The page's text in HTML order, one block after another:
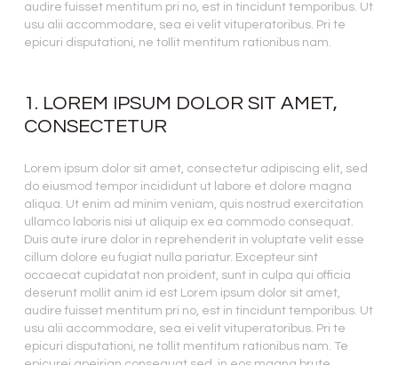
audire fuisset mentitum pri no, est in tincidunt temporibus. Ut
usu alii accommodare, sea ei velit vituperatoribus. Pri te
epicuri disputationi, ne tollit mentitum rationibus nam.
1. LOREM IPSUM DOLOR SIT AMET,
CONSECTETUR
Lorem ipsum dolor sit amet, consectetur adipiscing elit, sed
do eiusmod tempor incididunt ut labore et dolore magna
aliqua. Ut enim ad minim veniam, quis nostrud exercitation
ullamco laboris nisi ut aliquip ex ea commodo consequat.
Duis aute irure dolor in reprehenderit in voluptate velit esse
cillum dolore eu fugiat nulla pariatur. Excepteur sint
occaecat cupidatat non proident, sunt in culpa qui officia
deserunt mollit anim id est Lorem ipsum dolor sit amet,
audire fuisset mentitum pri no, est in tincidunt temporibus. Ut
usu alii accommodare, sea ei velit vituperatoribus. Pri te
epicuri disputationi, ne tollit mentitum rationibus nam. Te